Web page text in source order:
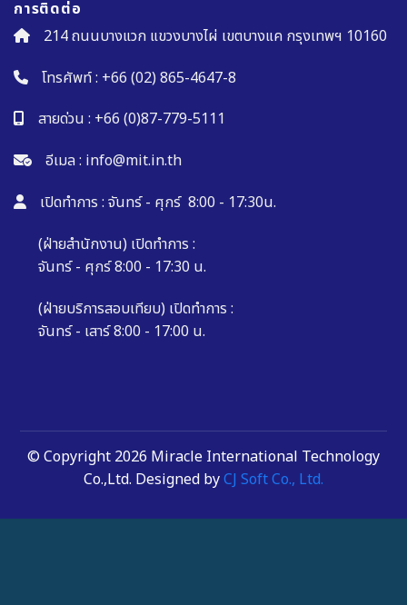
การติดต่อ
214 ถนนบางแวก แขวงบางไผ่ เขตบางแค กรุงเทพฯ 10160
โทรศัพท์ : +66 (02) 865-4647-8
สายด่วน : +66 (0)87-779-5111
อีเมล : info@mit.in.th
เปิดทำการ : จันทร์ - ศุกร์ 8:00 - 17:30น.
(ฝ่ายสำนักงาน) เปิดทำการ :
จันทร์ - ศุกร์ 8:00 - 17:30 น.
(ฝ่ายบริการสอบเทียบ) เปิดทำการ :
จันทร์ - เสาร์ 8:00 - 17:00 น.
© Copyright 2026 Miracle International Technology
Co.,Ltd. Designed byCJ Soft Co., Ltd.